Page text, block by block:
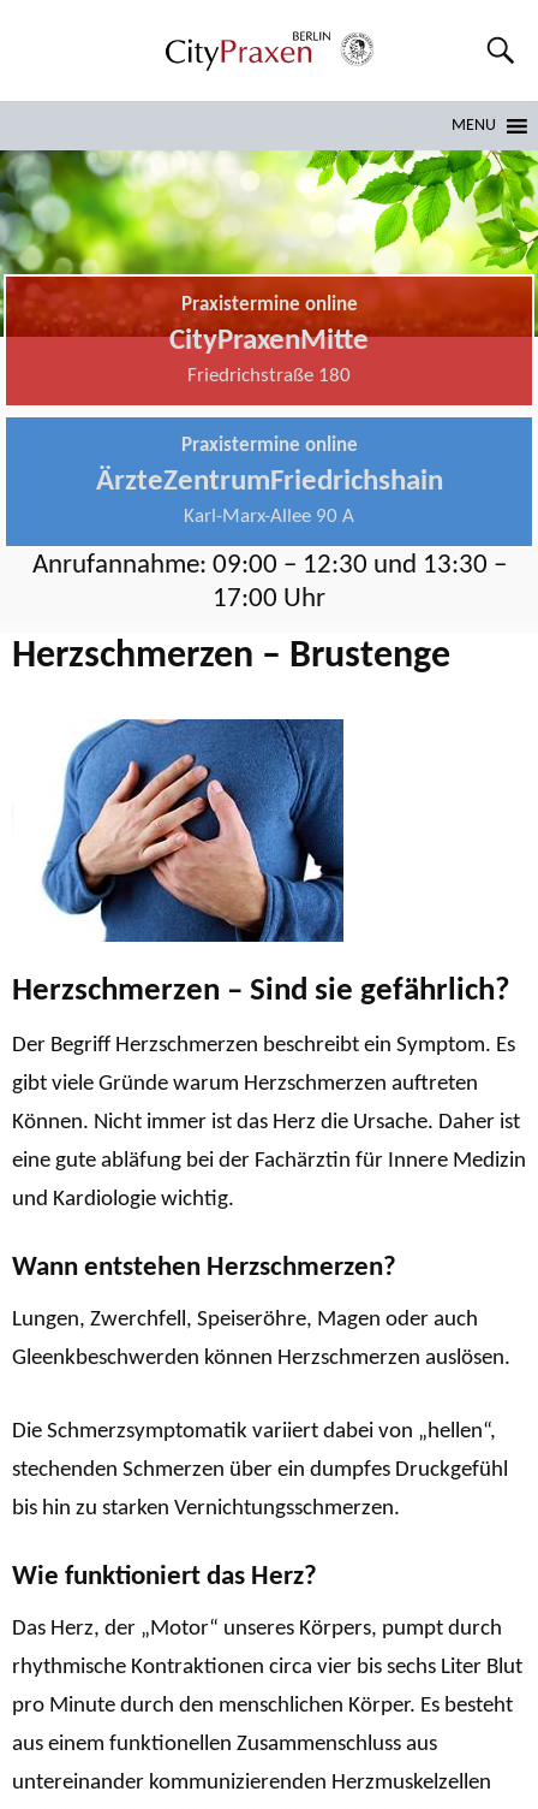
MENU
Praxistermine online
CityPraxenMitte
Friedrichstraße 180
Praxistermine online
ÄrzteZentrumFriedrichshain
Karl-Marx-Allee 90 A
Anrufannahme: 09:00 – 12:30 und 13:30 –
17:00 Uhr
Herzschmerzen – Brustenge
Herzschmerzen – Sind sie gefährlich?
Der Begriff Herzschmerzen beschreibt ein Symptom. Es
gibt viele Gründe warum Herzschmerzen auftreten
Können. Nicht immer ist das Herz die Ursache. Daher ist
eine gute abläfung bei der Fachärztin für Innere Medizin
und Kardiologie wichtig.
Wann entstehen Herzschmerzen?
Lungen, Zwerchfell, Speiseröhre, Magen oder auch
Gleenkbeschwerden können Herzschmerzen auslösen.
Die Schmerzsymptomatik variiert dabei von „hellen“,
stechenden Schmerzen über ein dumpfes Druckgefühl
bis hin zu starken Vernichtungsschmerzen.
Wie funktioniert das Herz?
Das Herz, der „Motor“ unseres Körpers, pumpt durch
rhythmische Kontraktionen circa vier bis sechs Liter Blut
pro Minute durch den menschlichen Körper. Es besteht
aus einem funktionellen Zusammenschluss aus
untereinander kommunizierenden Herzmuskelzellen